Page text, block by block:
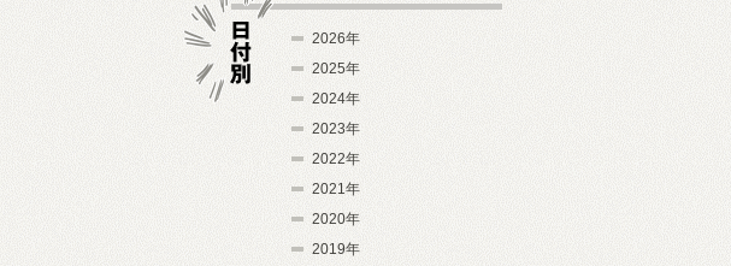
2026年
2025年
2024年
2023年
2022年
2021年
2020年
2019年